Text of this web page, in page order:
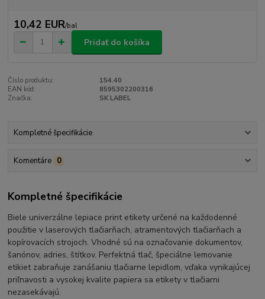
10,42 EUR/bal
Pridať do košíka
Číslo produktu:
154.40
EAN kód:
8595302200316
Značka:
SK LABEL
Kompletné špecifikácie
Komentáre 0
Kompletné špecifikácie
Biele univerzálne lepiace print etikety určené na každodenné
použitie v laserových tlačiarňach, atramentových tlačiarňach a
kopírovacích strojoch. Vhodné sú na označovanie dokumentov,
šanónov, adries, štítkov. Perfektná tlač, špeciálne lemovanie
etikiet zabraňuje zanášaniu tlačiarne lepidlom, vďaka vynikajúcej
priľnavosti a vysokej kvalite papiera sa etikety v tlačiarni
nezasekávajú.